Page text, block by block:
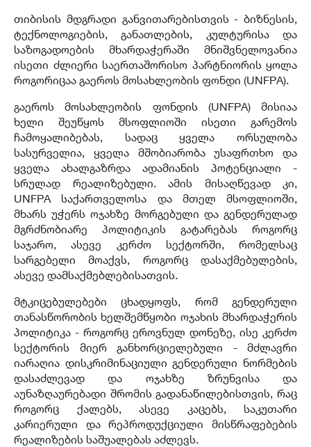
თიბისის მდგრადი განვითარებისთვის - ბიზნესის,
ტექნოლოგიების, განათლების, კულტურისა და
საზოგადოების მხარდაჭერაში მნიშვნელოვანია
ისეთი ძლიერი საერთაშორისო პარტნიორის ყოლა
როგორიცაა გაეროს მოსახლეობის ფონდი (UNFPA).
გაეროს მოსახლეობის ფონდის (UNFPA) მისიაა
ხელი შეუწყოს მსოფლიოში ისეთი გარემოს
ჩამოყალიბებას, სადაც ყველა ორსულობა
სასურველია, ყველა მშობიარობა უსაფრთხო და
ყველა ახალგაზრდა ადამიანის პოტენციალი -
სრულად რეალიზებული. ამის მისაღწევად კი,
UNFPA საქართველოსა და მთელ მსოფლიოში,
მხარს უჭერს ოჯახზე მორგებული და გენდერულად
მგრძნობიარე პოლიტიკის გატარებას როგორც
საჯარო, ასევე კერძო სექტორში, რომელსაც
სარგებელი მოაქვს, როგორც დასაქმებულების,
ასევე დამსაქმებლებისათვის.
მტკიცებულებები ცხადყოფს, რომ გენდერული
თანასწორობის ხელშემწყობი ოჯახის მხარდაჭერის
პოლიტიკა - როგორც ეროვნულ დონეზე, ისე კერძო
სექტორის მიერ განხორციელებული - მძლავრი
იარაღია დისკრიმინაციული გენდერული ნორმების
დასაძლევად და ოჯახზე ზრუნვისა და
აუნაზღაურებადი შრომის გადანაწილებისთვის, რაც
როგორც ქალებს, ასევე კაცებს, საკუთარი
კარიერული და რეპროდუქციული მისწრაფებების
რეალიზების საშუალებას აძლევს.